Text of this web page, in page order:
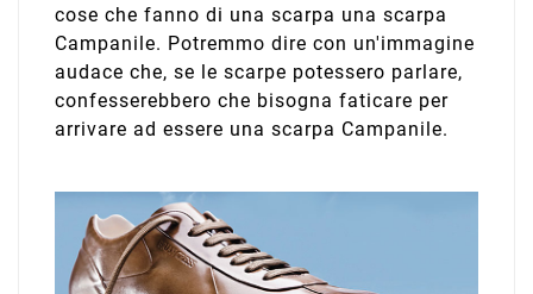
cose che fanno di una scarpa una scarpa
Campanile. Potremmo dire con un'immagine
audace che, se le scarpe potessero parlare,
confesserebbero che bisogna faticare per
arrivare ad essere una scarpa Campanile.